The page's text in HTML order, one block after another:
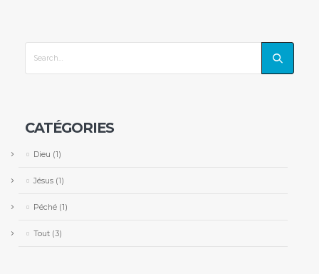
CATÉGORIES
Dieu (1)
Jésus(1)
Péché(1)
Tout(3)